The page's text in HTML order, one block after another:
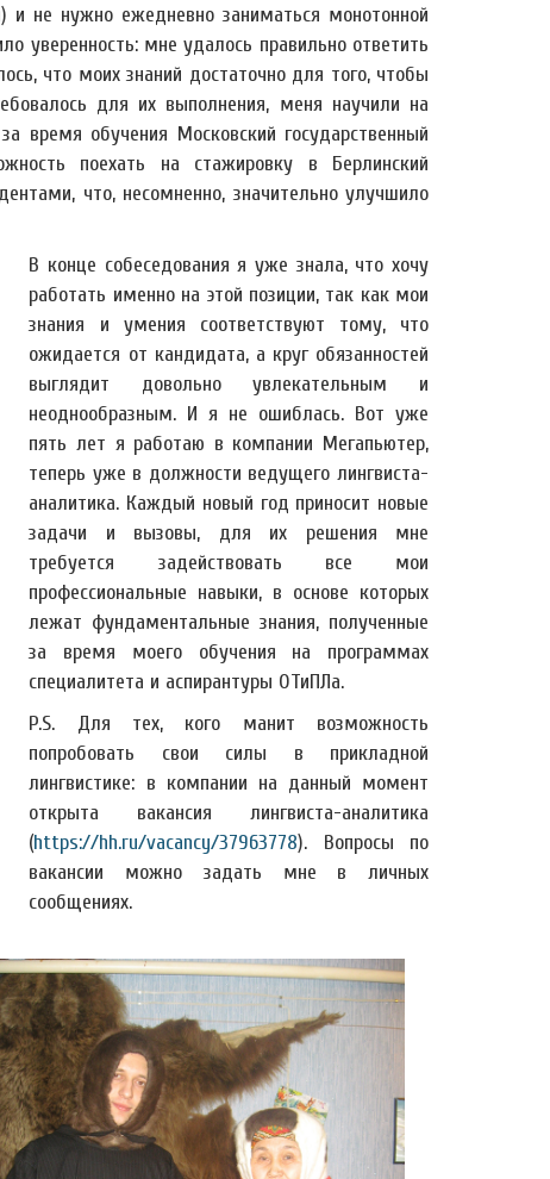
и не нужно ежедневно заниматься монотонной
уверенность: мне удалось правильно ответить
что моих знаний достаточно для того, чтобы
для их выполнения, меня научили на
время обучения Московский государственный
поехать на стажировку в Берлинский
что, несомненно, значительно улучшило
В конце собеседования я уже знала, что хочу
работать именно на этой позиции, так как мои
знания и умения соответствуют тому, что
ожидается от кандидата, а круг обязанностей
выглядит довольно увлекательным и
неоднообразным. И я не ошиблась. Вот уже
пять лет я работаю в компании Мегапьютер,
теперь уже в должности ведущего лингвиста-
аналитика. Каждый новый год приносит новые
задачи и вызовы, для их решения мне
требуется задействовать все мои
профессиональные навыки, в основе которых
лежат фундаментальные знания, полученные
за время моего обучения на программах
специалитета и аспирантуры ОТиПЛа.
P.S. Для тех, кого манит возможность
попробовать свои силы в прикладной
лингвистике: в компании на данный момент
открыта вакансия лингвиста-аналитика
(https://hh.ru/vacancy/37963778). Вопросы по
вакансии можно задать мне в личных
сообщениях.